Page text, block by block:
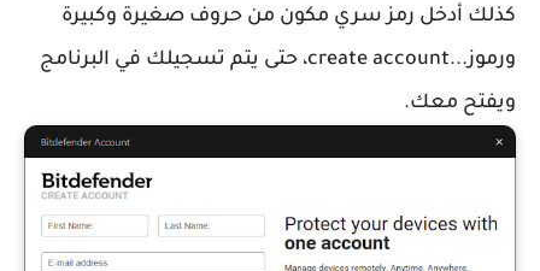
كذلك أدخل رمز سري مكون من حروف صغيرة وكبيرة
ورموز...create account، حتى يتم تسجيلك في البرنامج
ويفتح معك.